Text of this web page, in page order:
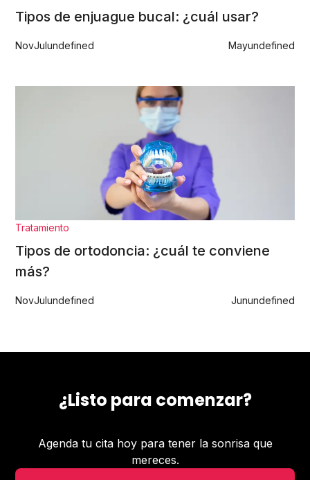
Tipos de enjuague bucal: ¿cuál usar?
NovJulundefined Mayundefined
Tratamiento
Tipos de ortodoncia: ¿cuál te conviene
más?
NovJulundefined Junundefined
¿Listo para comenzar?
Agenda tu cita hoy para tener la sonrisa que
mereces.